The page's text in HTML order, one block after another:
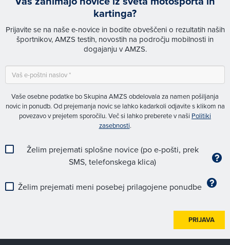
kartinga?
Prijavite se na naše e-novice in bodite obveščeni o rezultatih naših
športnikov, AMZS testih, novostih na področju mobilnosti in
dogajanju v AMZS.
Vaše osebne podatke bo Skupina AMZS obdelovala za namen pošiljanja
novic in ponudb. Od prejemanja novic se lahko kadarkoli odjavite s klikom na
povezavo v prejetem sporočilu. Več si lahko preberete v naši Politiki
zasebnosti.
Želim prejemati splošne novice (po e-pošti, prek
SMS, telefonskega klica)
Želim prejemati meni posebej prilagojene ponudbe
PRIJAVA